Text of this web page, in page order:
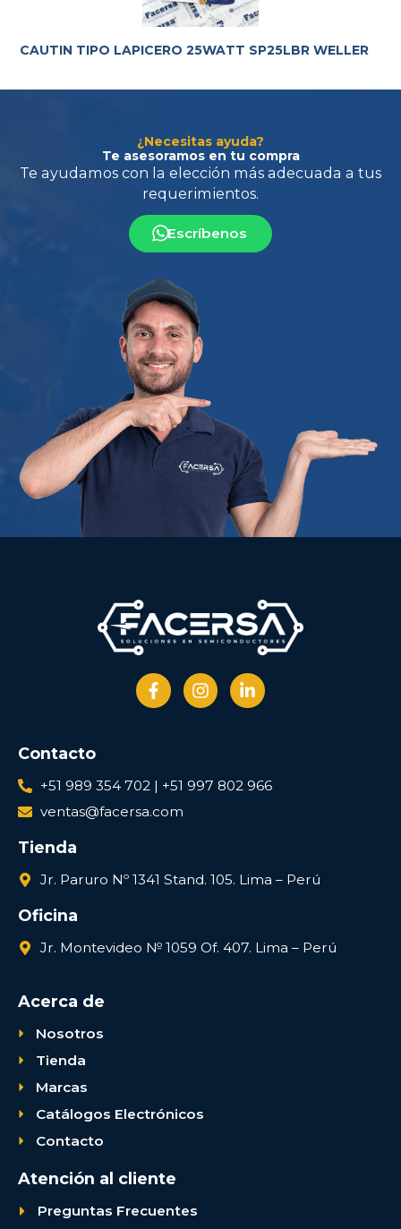
CAUTIN TIPO LAPICERO 25WATT SP25LBR WELLER
¿Necesitas ayuda?
Te asesoramos en tu compra
Escríbenos
Contacto
+51 989 354 702 | +51 997 802 966
ventas@facersa.com
Tienda
Jr. Paruro Nº 1341 Stand. 105. Lima – Perú
Oficina
Jr. Montevideo № 1059 Of. 407. Lima – Perú
Acerca de
Nosotros
Tienda
Marcas
Catálogos Electrónicos
Contacto
Atención al cliente
Preguntas Frecuentes